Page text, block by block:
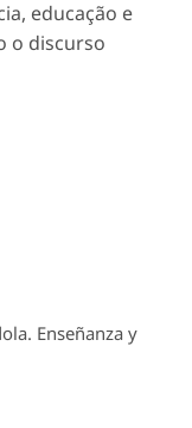
educação e
o discurso
Enseñanza y